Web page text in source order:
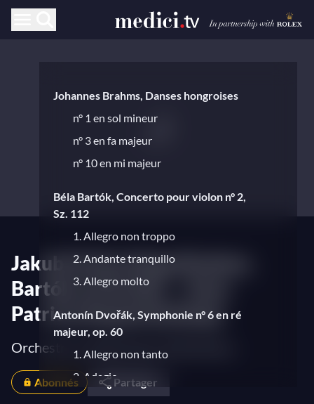
Johannes Brahms, Danses hongroises
n° 1 en sol mineur
n° 3 en fa majeur
n° 10 en mi majeur
Béla Bartók, Concerto pour violon n° 2,
Sz. 112
1. Allegro non troppo
2. Andante tranquillo
3. Allegro molto
Antonín Dvořák, Symphonie n° 6 en ré
majeur, op. 60
1. Allegro non tanto
2. Adagio
3. Scherzo: Furiant (Presto)
Jakub Hrůša dirige Brahms,
Bartók et Dvořák — Avec
Patricia Kopatchinskaja
Orchestre symphonique de Bamberg
Abonnés Partager